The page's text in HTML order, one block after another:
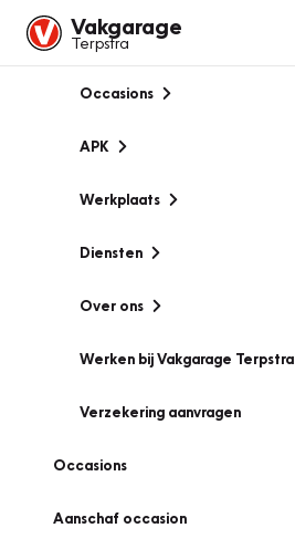
Vakgarage
Terpstra
Occasions
APK
Werkplaats
Diensten
Over ons
Werken bij Vakgarage Terpstra
Verzekering aanvragen
Occasions
Aanschaf occasion